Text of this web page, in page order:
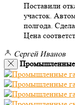
Поставили
участок.
полгода.
Цена
Сергей Иванов
Промышленные